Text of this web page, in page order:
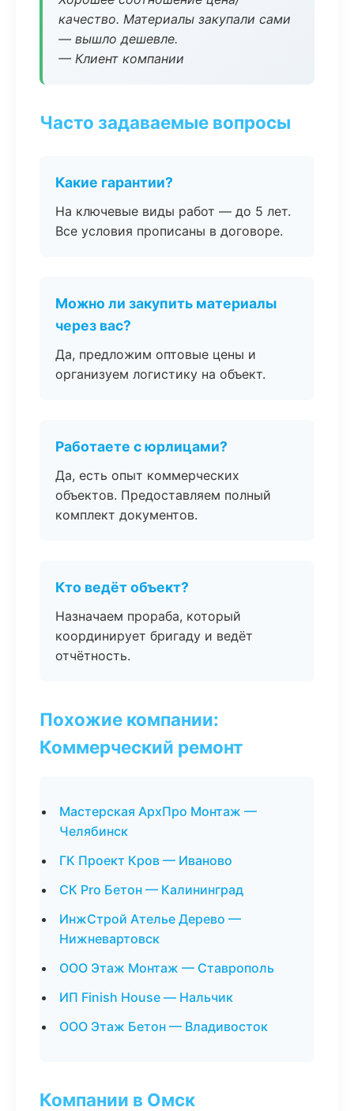
качество. Материалы закупали сами
— вышло дешевле.
— Клиент компании
Часто задаваемые вопросы
Какие гарантии?
На ключевые виды работ — до 5 лет.
Все условия прописаны в договоре.
Можно ли закупить материалы
через вас?
Да, предложим оптовые цены и
организуем логистику на объект.
Работаете с юрлицами?
Да, есть опыт коммерческих
объектов. Предоставляем полный
комплект документов.
Кто ведёт объект?
Назначаем прораба, который
координирует бригаду и ведёт
отчётность.
Похожие компании:
Коммерческий ремонт
Мастерская АрхПро Монтаж —
Челябинск
ГК Проект Кров — Иваново
СК Pro Бетон — Калининград
ИнжСтрой Ателье Дерево —
Нижневартовск
ООО Этаж Монтаж — Ставрополь
ИП Finish House — Нальчик
ООО Этаж Бетон — Владивосток
Компании в Омск